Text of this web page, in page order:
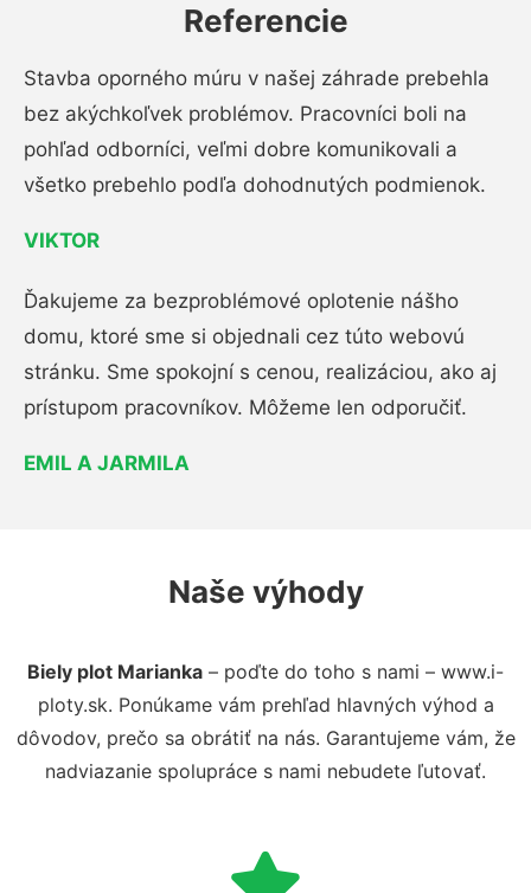
Referencie
Stavba oporného múru v našej záhrade prebehla
bez akýchkoľvek problémov. Pracovníci boli na
pohľad odborníci, veľmi dobre komunikovali a
všetko prebehlo podľa dohodnutých podmienok.
VIKTOR
Ďakujeme za bezproblémové oplotenie nášho
domu, ktoré sme si objednali cez túto webovú
stránku. Sme spokojní s cenou, realizáciou, ako aj
prístupom pracovníkov. Môžeme len odporučiť.
EMIL A JARMILA
Naše výhody
Biely plot Marianka – poďte do toho s nami – www.i-
ploty.sk. Ponúkame vám prehľad hlavných výhod a
dôvodov, prečo sa obrátiť na nás. Garantujeme vám, že
nadviazanie spolupráce s nami nebudete ľutovať.